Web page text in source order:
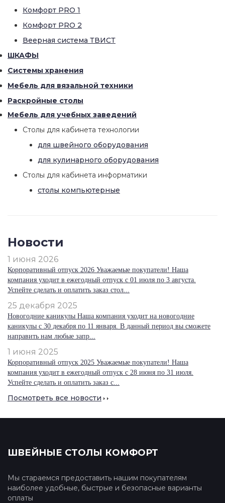
Комфорт PRO 1
Комфорт PRO 2
Веерная система ТВИСТ
ШКАФЫ
Системы хранения
Мебель для вязальной техники
Раскройные столы
Мебель для учебных заведений
Столы для кабинета технологии
для швейного оборудования
для кулинарного оборудования
Столы для кабинета информатики
столы компьютерные
Новости
1 июня 2026
Корпоративный отпуск 2026 Уважаемые покупатели! Наша
компания уходит в ежегодный отпуск с 01 июля по 3 августа.
Успейте сделать и оплатить заказ стол...
25 декабря 2025
Новогодние каникулы Наша компания уходит на новогодние
каникулы с 30 декабря по 11 января. В данный период вы сможете
направить нам любые запр...
1 июня 2025
Корпоративный отпуск 2025 Уважаемые покупатели! Наша
компания уходит в ежегодный отпуск с 28 июня по 31 июля.
Успейте сделать и оплатить заказ с...
Посмотреть все новости
ШВЕЙНЫЕ СТОЛЫ КОМФОРТ
Мы стараемся предоставить нашим покупателям
наиболее удобные, быстрые и безопасные варианты
оплаты